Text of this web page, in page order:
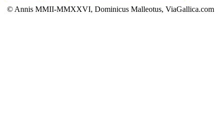
© Annis MMII-MMXXVI, Dominicus Malleotus, ViaGallica.com